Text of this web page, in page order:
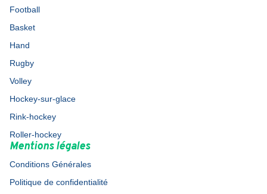
Football
Basket
Hand
Rugby
Volley
Hockey-sur-glace
Rink-hockey
Roller-hockey
Mentions légales
Conditions Générales
Politique de confidentialité